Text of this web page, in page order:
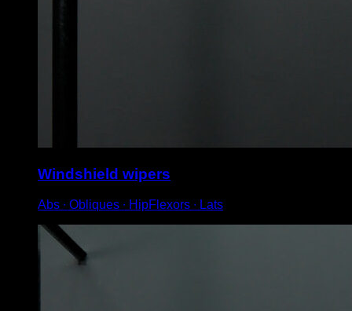
Windshield wipers
Abs ∙ Obliques ∙ HipFlexors ∙ Lats